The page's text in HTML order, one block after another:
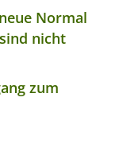
Normal
nicht
zum